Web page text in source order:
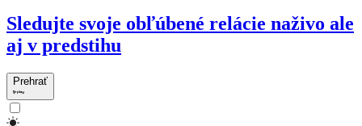
Sledujte svoje obľúbené relácie naživo ale
aj v predstihu
Prehrať